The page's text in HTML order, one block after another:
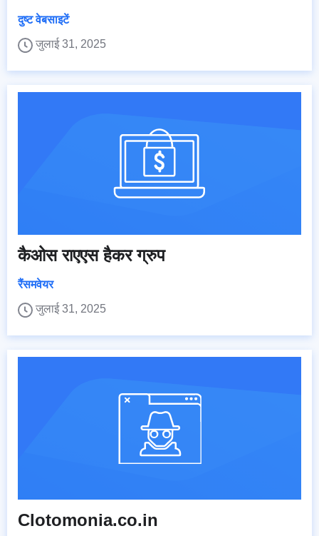
दुष्ट वेबसाइटें
जुलाई 31, 2025
कैओस राएएस हैकर ग्रुप
रैंसमवेयर
जुलाई 31, 2025
Clotomonia.co.in